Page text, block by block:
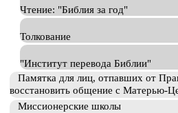
Чтение: "Библия за год"
Толкование
"Институт перевода Библии"
Памятка для лиц, отпавших от
восстановить общение с Матерью-
Миссионерские школы